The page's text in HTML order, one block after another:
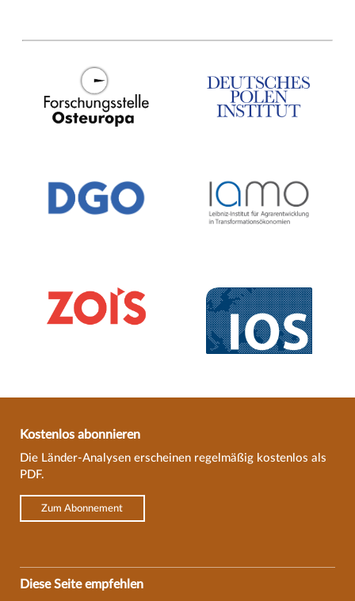
Kostenlos abonnieren
Die Länder-Analysen erscheinen regelmäßig kostenlos als
PDF.
Zum Abonnement
Diese Seite empfehlen